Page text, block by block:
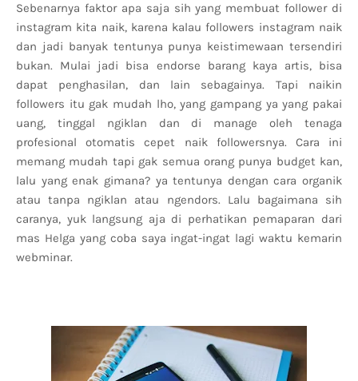
Sebenarnya faktor apa saja sih yang membuat follower di
instagram kita naik, karena kalau followers instagram naik
dan jadi banyak tentunya punya keistimewaan tersendiri
bukan. Mulai jadi bisa endorse barang kaya artis, bisa
dapat penghasilan, dan lain sebagainya. Tapi naikin
followers itu gak mudah lho, yang gampang ya yang pakai
uang, tinggal ngiklan dan di manage oleh tenaga
profesional otomatis cepet naik followersnya. Cara ini
memang mudah tapi gak semua orang punya budget kan,
lalu yang enak gimana? ya tentunya dengan cara organik
atau tanpa ngiklan atau ngendors. Lalu bagaimana sih
caranya, yuk langsung aja di perhatikan pemaparan dari
mas Helga yang coba saya ingat-ingat lagi waktu kemarin
webminar.